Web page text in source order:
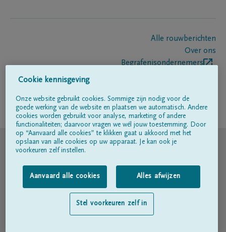
Alle rouwberichten
Over ons
Begrafenisondernemers
Volg ons op
© DELA
Gebruiksvoorwaarden
Privacyverklaring
Toegankelijkheidsverklaring
Cookie kennisgeving
Onze website gebruikt cookies. Sommige zijn nodig voor de
goede werking van de website en plaatsen we automatisch. Andere
cookies worden gebruikt voor analyse, marketing of andere
functionaliteiten; daarvoor vragen we wél jouw toestemming. Door
op “Aanvaard alle cookies” te klikken gaat u akkoord met het
opslaan van alle cookies op uw apparaat. Je kan ook je
voorkeuren zelf instellen.
Aanvaard alle cookies Alles afwijzen
Stel voorkeuren zelf in